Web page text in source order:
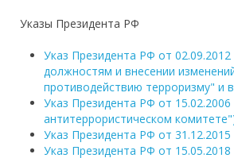
Указы Президента РФ
Указ Президента РФ от
должностям и внесении
противодействию терроризму" и
Указ Президента РФ от
антитеррористическом
Указ Президента РФ от
Указ Президента РФ от